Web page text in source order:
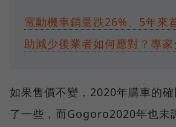
電動機車銷量跌26%、5年來
助減少後業者如何應對？專
如果售價不變，2020年購車的
了一些，而Gogoro2020年也未